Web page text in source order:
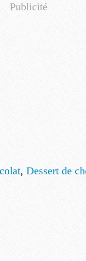
Publicité
, Dessert de